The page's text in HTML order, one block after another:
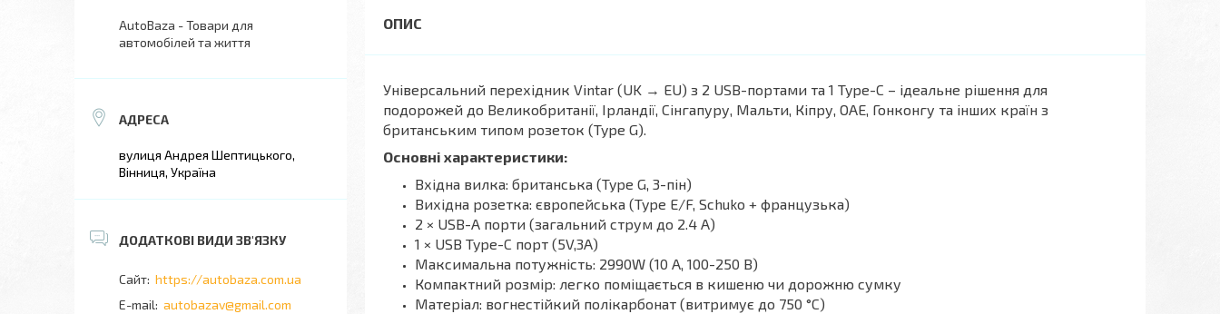
Універсальний перехідник Vintar (UK → EU) з 2 USB-портами та 1 Type-C – ідеальне рішення для
подорожей до Великобританії, Ірландії, Сінгапуру, Мальти, Кіпру, ОАЕ, Гонконгу та інших країн з
британським типом розеток (Type G).
Основні характеристики:
Вхідна вилка: британська (Type G, 3-пін)
Вихідна розетка: європейська (Type E/F, Schuko + французька)
2 × USB-A порти (загальний струм до 2.4 A)
1 × USB Type-C порт (5V,3A)
Максимальна потужність: 2990W (10 А, 100-250 В)
Компактний розмір: легко поміщається в кишеню чи дорожню сумку
Матеріал: вогнестійкий полікарбонат (витримує до 750 °C)
AutoBaza - Товари для
автомобілей та життя
вулиця Андрея Шептицького,
Вінниця, Україна
https://autobaza.com.ua
autobazav@gmail.com